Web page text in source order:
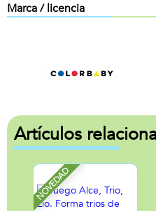
Marca / licencia
Artículos
NOVEDAD